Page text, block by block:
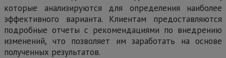
которые анализируются для определения наиболее
эффективного варианта. Клиентам предоставляются
подробные отчеты с рекомендациями по внедрению
изменений, что позволяет им заработать на основе
полученных результатов.